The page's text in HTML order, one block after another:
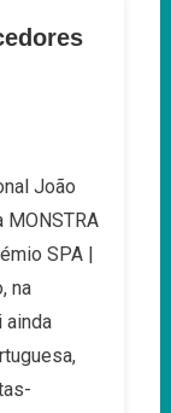
João
MONSTRA
SPA |
na
ainda